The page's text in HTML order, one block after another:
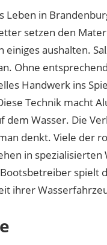
Leben in
setzen den
aushalten.
Ohne
Handwerk ins
Technik macht
Wasser. Die
denkt. Viele der
in
spielt
ihrer